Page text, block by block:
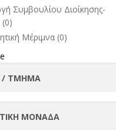
Συμβουλίου Διοίκησης-
Μέριμνα (0)